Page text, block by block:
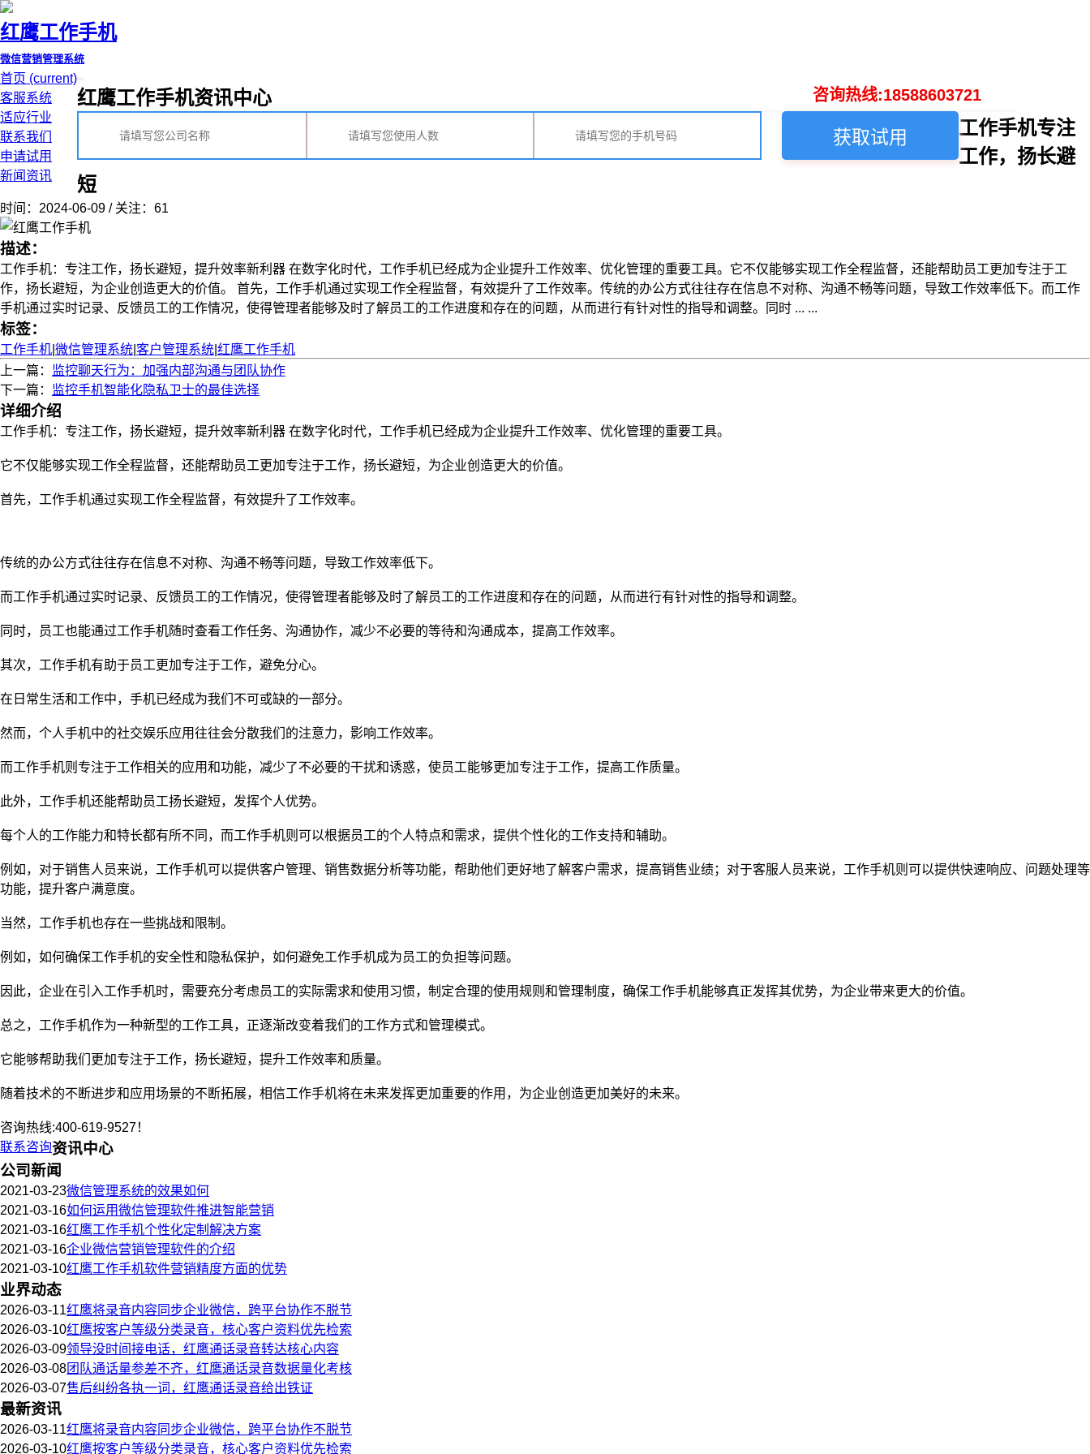
红鹰工作手机
微信营销管理系统
首页 (current)
客服系统
适应行业
联系我们
申请试用
新闻资讯
咨询热线:18588603721
红鹰工作手机资讯中心
获取试用
工作手机专注
工作，扬长避
短
时间：2024-06-09 / 关注：61
描述：
工作手机：专注工作，扬长避短，提升效率新利器 在数字化时代，工作手机已经成为企业提升工作效率、优化管理的重要工具。它不仅能够实现工作全程监督，还能帮助员工更加专注于工
作，扬长避短，为企业创造更大的价值。 首先，工作手机通过实现工作全程监督，有效提升了工作效率。传统的办公方式往往存在信息不对称、沟通不畅等问题，导致工作效率低下。而工作
手机通过实时记录、反馈员工的工作情况，使得管理者能够及时了解员工的工作进度和存在的问题，从而进行有针对性的指导和调整。同时 ... ...
标签：
工作手机 微信管理系统 客户管理系统 红鹰工作手机
上一篇：
监控聊天行为：加强内部沟通与团队协作
下一篇：
监控手机智能化隐私卫士的最佳选择
详细介绍
工作手机：专注工作，扬长避短，提升效率新利器 在数字化时代，工作手机已经成为企业提升工作效率、优化管理的重要工具。
它不仅能够实现工作全程监督，还能帮助员工更加专注于工作，扬长避短，为企业创造更大的价值。
首先，工作手机通过实现工作全程监督，有效提升了工作效率。
传统的办公方式往往存在信息不对称、沟通不畅等问题，导致工作效率低下。
而工作手机通过实时记录、反馈员工的工作情况，使得管理者能够及时了解员工的工作进度和存在的问题，从而进行有针对性的指导和调整。
同时，员工也能通过工作手机随时查看工作任务、沟通协作，减少不必要的等待和沟通成本，提高工作效率。
其次，工作手机有助于员工更加专注于工作，避免分心。
在日常生活和工作中，手机已经成为我们不可或缺的一部分。
然而，个人手机中的社交娱乐应用往往会分散我们的注意力，影响工作效率。
而工作手机则专注于工作相关的应用和功能，减少了不必要的干扰和诱惑，使员工能够更加专注于工作，提高工作质量。
此外，工作手机还能帮助员工扬长避短，发挥个人优势。
每个人的工作能力和特长都有所不同，而工作手机则可以根据员工的个人特点和需求，提供个性化的工作支持和辅助。
例如，对于销售人员来说，工作手机可以提供客户管理、销售数据分析等功能，帮助他们更好地了解客户需求，提高销售业绩；对于客服人员来说，工作手机则可以提供快速响应、问题处理等
功能，提升客户满意度。
当然，工作手机也存在一些挑战和限制。
例如，如何确保工作手机的安全性和隐私保护，如何避免工作手机成为员工的负担等问题。
因此，企业在引入工作手机时，需要充分考虑员工的实际需求和使用习惯，制定合理的使用规则和管理制度，确保工作手机能够真正发挥其优势，为企业带来更大的价值。
总之，工作手机作为一种新型的工作工具，正逐渐改变着我们的工作方式和管理模式。
它能够帮助我们更加专注于工作，扬长避短，提升工作效率和质量。
随着技术的不断进步和应用场景的不断拓展，相信工作手机将在未来发挥更加重要的作用，为企业创造更加美好的未来。
咨询热线:400-619-9527！
联系咨询资讯中心
公司新闻
2021-03-23微信管理系统的效果如何
2021-03-16如何运用微信管理软件推进智能营销
2021-03-16红鹰工作手机个性化定制解决方案
2021-03-16企业微信营销管理软件的介绍
2021-03-10红鹰工作手机软件营销精度方面的优势
业界动态
2026-03-11红鹰将录音内容同步企业微信，跨平台协作不脱节
2026-03-10红鹰按客户等级分类录音，核心客户资料优先检索
2026-03-09领导没时间接电话，红鹰通话录音转达核心内容
2026-03-08团队通话量参差不齐，红鹰通话录音数据量化考核
2026-03-07售后纠纷各执一词，红鹰通话录音给出铁证
最新资讯
2026-03-11红鹰将录音内容同步企业微信，跨平台协作不脱节
2026-03-10红鹰按客户等级分类录音，核心客户资料优先检索